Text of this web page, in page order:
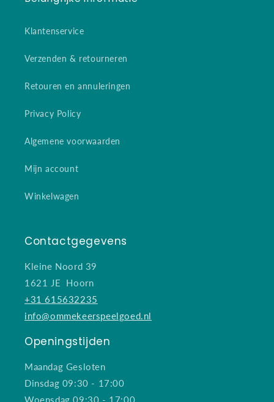
Klantenservice
Verzenden & retourneren
Retouren en annuleringen
Privacy Policy
Algemene voorwaarden
Mijn account
Winkelwagen
Contactgegevens
Kleine Noord 39
1621 JE Hoorn
+31 615632235
info@ommekeerspeelgoed.nl
Openingstijden
Maandag Gesloten
Dinsdag 09:30 - 17:00
Woensdag 09:30 - 17:00